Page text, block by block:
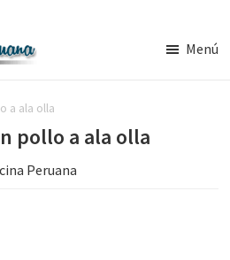
Menú
a ala olla
pollo a ala olla
Peruana